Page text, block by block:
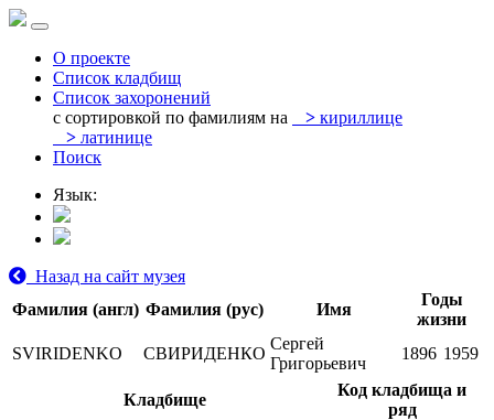
О проекте
Список кладбищ
Список захоронений
с сортировкой по фамилиям на
> кириллице
> латинице
Поиск
Язык:
Назад на сайт музея
Фамилия (англ) Фамилия (рус) Имя
Годы
жизни
SVIRIDENKO
СВИРИДЕНКО
Сергей
Григорьевич
1896 1959
Кладбище
Код кладбища и
ряд